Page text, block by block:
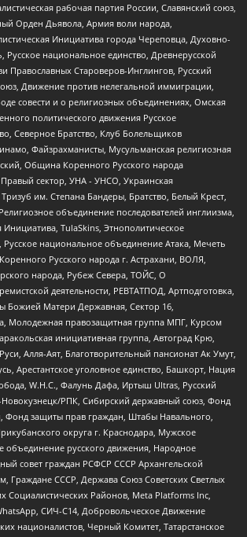
рабочая партия России, Славянский союз,
Орден Дьявола, Армия воли народа,
Инициатива города Череповца, Духовно-
Русское национальное единство, Древнерусской
Православных Староверов-Инглингов, Русский
Движение против нелегальной иммиграции,
совести и о религиозных объединениях, Омская
политического движения Русское
Северное Братство, Клуб Болельщиков
Файзрахманисты, Мусульманская религиозная
Община Коренного Русского народа
сектор, УНА - УНСО, Украинская
им. Степана Бандеры, Братство, Белый Крест,
объединение последователей инглиизма,
TulaSkins, Этнополитическое
Русское национальное объединение Атака, Мечеть
Русского народа г. Астрахани, ВОЛЯ,
народа, Рубеж Севера, ТОЙС, О
деятельности, РЕВТАТПОД, Артподготовка,
Божией Матери Державная, Сектор 16,
Молодежная правозащитная группа МПГ, Курсом
инициативная группа, Автоград Крю,
Алля-Аят, Благотворительный пансионат Ак Умут,
Арестантское уголовное единство, Башкорт, Нация
W.H.С., Фалунь Дафа, Иртыш Ultras, Русский
Новокузнецк/РПК, Сибирский державный союз, Фонд
Фонд защиты прав граждан, Штабы Навального,
округа г. Краснодара, Мужское
объединение русского движения, Народное
совет граждан РСФСР СССР Архангельской
Граждане СССР, Держава Союз Советских Светлых
Социалистических Районов, Meta Platforms Inc,
СИЧ-С14, Добровольческое Движение
националистов, Черный Комитет, Татарстанское